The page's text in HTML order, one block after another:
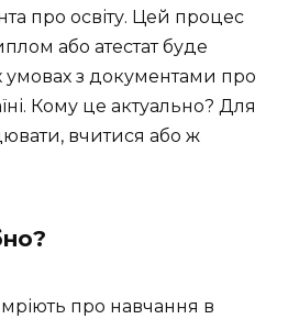
про освіту. Цей процес
або атестат буде
умовах з документами про
Кому це актуально? Для
вчитися або ж
мріють про навчання в